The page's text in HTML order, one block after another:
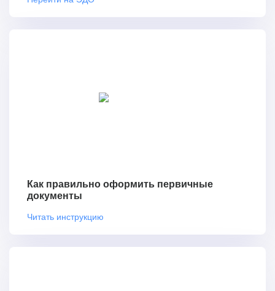
Как правильно оформить первичные
документы
Читать инструкцию